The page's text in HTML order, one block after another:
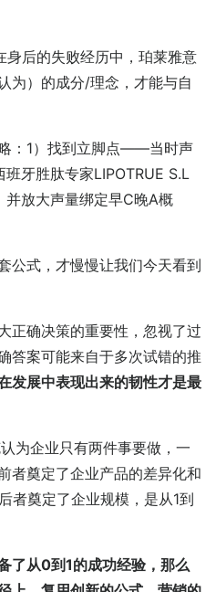
后的失败经历中，珀莱雅意
为）的成分/理念，才能与自
：1）找到立脚点——当时声
牙胜肽专家LIPOTRUE S.L
放大声量绑定早C晚A概
公式，才慢慢让我们今天看到
正确决策的重要性，忽视了过
答案可能来自于多次试错的推
发展中表现出来的韧性才是最
为企业只有两件事要做，一
者奠定了企业产品的差异化和
者奠定了企业规模，是从1到
了从0到1的成功经验，那么